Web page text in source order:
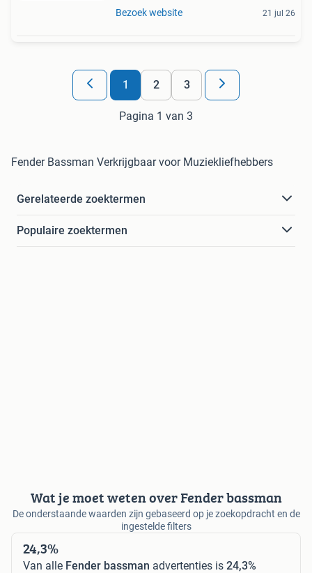
Bezoek website 21 jul 26
1 2 3
Pagina 1 van 3
Fender Bassman Verkrijgbaar voor Muziekliefhebbers
Gerelateerde zoektermen
Populaire zoektermen
Wat je moet weten over Fender bassman
De onderstaande waarden zijn gebaseerd op je zoekopdracht en de
ingestelde filters
24,3%
Van alle Fender bassman advertenties is 24,3%